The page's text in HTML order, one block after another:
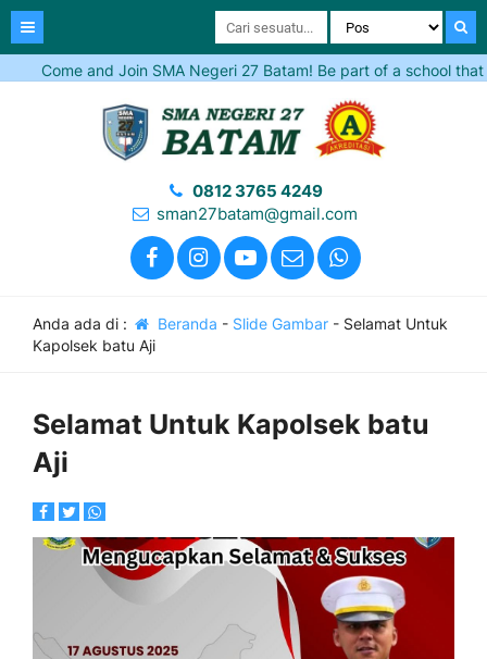
Come and Join SMA Negeri 27 Batam! Be part of a school that
0812 3765 4249
sman27batam@gmail.com
Anda ada di : Beranda - Slide Gambar- Selamat Untuk
Kapolsek batu Aji
Selamat Untuk Kapolsek batu
Aji